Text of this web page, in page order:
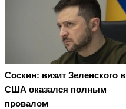
Соскин: визит Зеленского в
США оказался полным
провалом